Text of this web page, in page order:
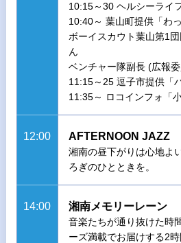
10:15～30 ヘルシーライ
10:40～ 葉山町提供「わ
ボーイスカウト葉山第1
ん
ベンチャー隊副長 (広報
11:15～25 逗子市提供「
11:35～ ロコインフォ「
12:00 AFTERNOON JAZZ
湘南の昼下がりは心地よ
ろぎのひとときを。
14:00 湘南メモリーレーン
音楽たちが通り抜けた時
ーズ満載でお届けする2時